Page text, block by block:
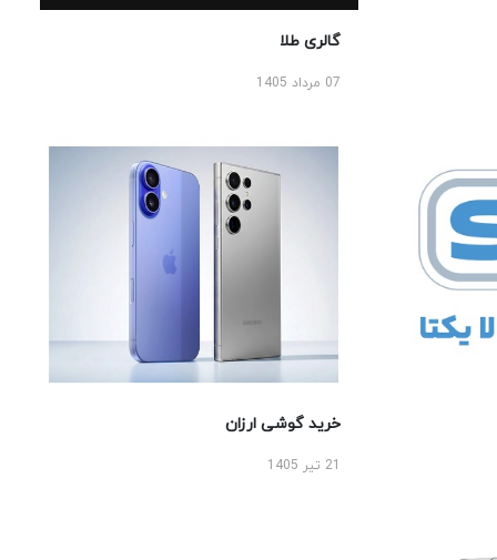
گالری طلا
07 مرداد 1405
خرید گوشی ارزان